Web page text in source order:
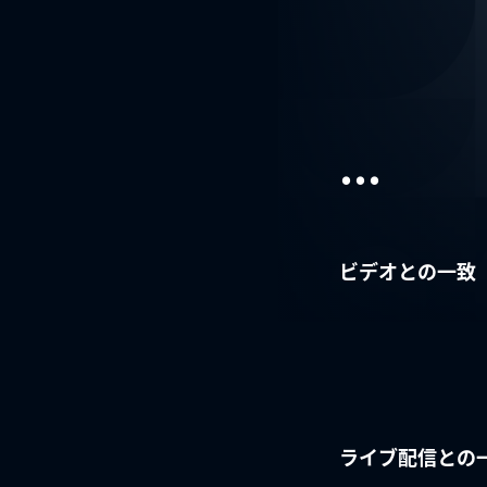
...
ビデオとの一致
ライブ配信との